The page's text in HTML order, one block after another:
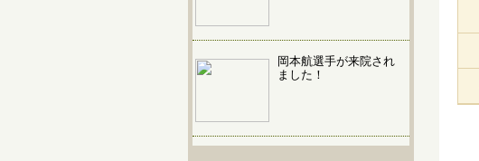
岡本航選手が来院され
ました！